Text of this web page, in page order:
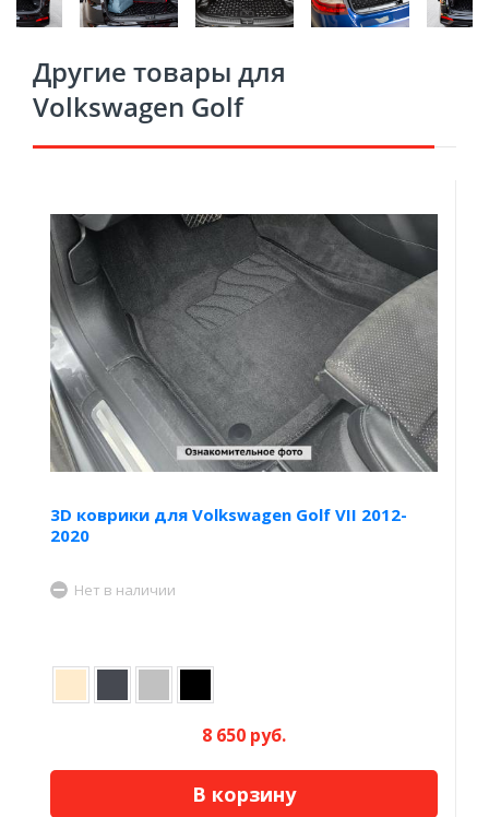
Другие товары для
Volkswagen Golf
3D коврики для Volkswagen Golf VII 2012-
2020
Нет в наличии
8 650 руб.
В корзину